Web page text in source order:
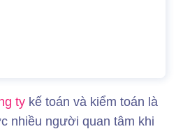
ty kế toán và kiểm toán là
nhiều người quan tâm khi